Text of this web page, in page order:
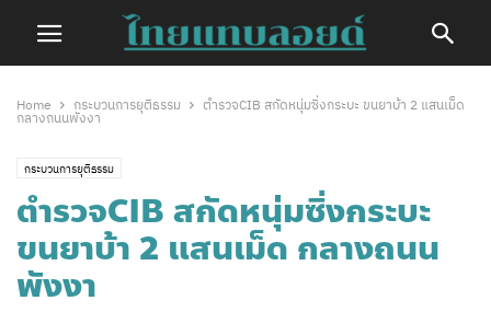
Home กระบวนการยุติธรรม
ตำรวจCIB สกัดหนุ่มซิ่งกระบะ ขนยาบ้า 2 แสนเม็ด
กลางถนนพังงา
กระบวนการยุติธรรม
ตำรวจCIB สกัดหนุ่มซิ่งกระบะ
ขนยาบ้า 2 แสนเม็ด กลางถนน
พังงา